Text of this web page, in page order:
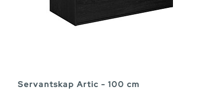
Servantskap Artic - 100 cm